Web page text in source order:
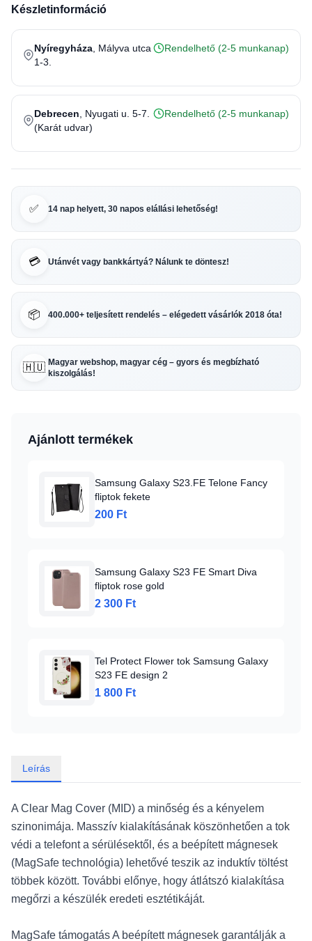
Készletinformáció
Nyíregyháza , Mályva utca
1-3.
Rendelhető (2-5 munkanap)
Debrecen , Nyugati u. 5-7.
(Karát udvar)
Rendelhető (2-5 munkanap)
✅ 14 nap helyett, 30 napos elállási lehetőség!
💳 Utánvét vagy bankkártyá? Nálunk te döntesz!
📦 400.000+ teljesített rendelés – elégedett vásárlók 2018 óta!
🇭🇺 Magyar webshop, magyar cég – gyors és megbízható
kiszolgálás!
Ajánlott termékek
Samsung Galaxy S23.FE Telone Fancy
fliptok fekete
200 Ft
Samsung Galaxy S23 FE Smart Diva
fliptok rose gold
2 300 Ft
Tel Protect Flower tok Samsung Galaxy
S23 FE design 2
1 800 Ft
Leírás
A Clear Mag Cover (MID) a minőség és a kényelem
szinonimája. Masszív kialakításának köszönhetően a tok
védi a telefont a sérülésektől, és a beépített mágnesek
(MagSafe technológia) lehetővé teszik az induktív töltést
többek között. További előnye, hogy átlátszó kialakítása
megőrzi a készülék eredeti esztétikáját.
MagSafe támogatás A beépített mágnesek garantálják a